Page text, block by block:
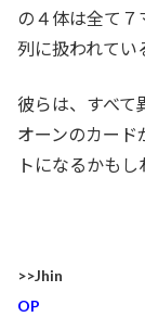
の４体は全て７
列に扱われてい
彼らは、すべて
オーンのカード
トになるかもし
>>Jhin
OP